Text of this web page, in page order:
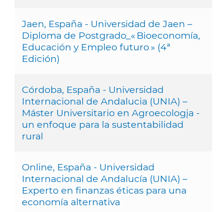
Jaen, España - Universidad de Jaen –
Diploma de Postgrado_« Bioeconomía,
Educación y Empleo futuro » (4ª
Edición)
Córdoba, España - Universidad
Internacional de Andalucia (UNIA) –
Máster Universitario en Agroecologįa -
un enfoque para la sustentabilidad
rural
Online, España - Universidad
Internacional de Andalucía (UNIA) –
Experto en finanzas éticas para una
economía alternativa